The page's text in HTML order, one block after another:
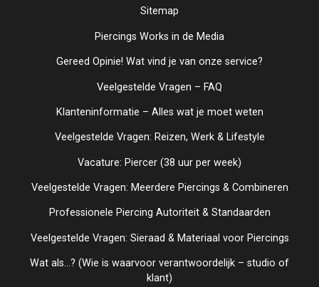
Sitemap
Piercings Works in de Media
Gereed Opinie! Wat vind je van onze service?
Veelgestelde Vragen – FAQ
Klanteninformatie – Alles wat je moet weten
Veelgestelde Vragen: Reizen, Werk & Lifestyle
Vacature: Piercer (38 uur per week)
Veelgestelde Vragen: Meerdere Piercings & Combineren
Professionele Piercing Autoriteit & Standaarden
Veelgestelde Vragen: Sieraad & Materiaal voor Piercings
Wat als...? (Wie is waarvoor verantwoordelijk – studio of
klant)